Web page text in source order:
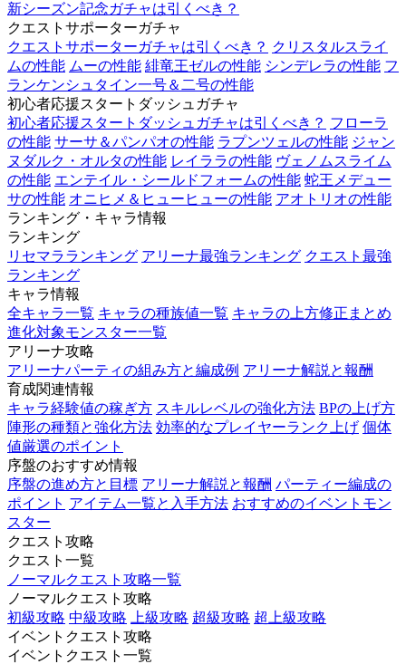
新シーズン記念ガチャは引くべき？
クエストサポーターガチャ
クエストサポーターガチャは引くべき？ クリスタルスライ
ムの性能 ムーの性能 緋竜王ゼルの性能 シンデレラの性能 フ
ランケンシュタイン一号＆二号の性能
初心者応援スタートダッシュガチャ
初心者応援スタートダッシュガチャは引くべき？ フローラ
の性能 サーサ＆パンパオの性能 ラプンツェルの性能 ジャン
ヌダルク・オルタの性能 レイララの性能 ヴェノムスライム
の性能 エンテイル・シールドフォームの性能 蛇王メデュー
サの性能 オニヒメ＆ヒューヒューの性能 アオトリオの性能
ランキング・キャラ情報
ランキング
リセマラランキング アリーナ最強ランキング クエスト最強
ランキング
キャラ情報
全キャラ一覧 キャラの種族値一覧 キャラの上方修正まとめ
進化対象モンスター一覧
アリーナ攻略
アリーナパーティの組み方と編成例 アリーナ解説と報酬
育成関連情報
キャラ経験値の稼ぎ方 スキルレベルの強化方法 BPの上げ方
陣形の種類と強化方法 効率的なプレイヤーランク上げ 個体
値厳選のポイント
序盤のおすすめ情報
序盤の進め方と目標 アリーナ解説と報酬 パーティー編成の
ポイント アイテム一覧と入手方法 おすすめのイベントモン
スター
クエスト攻略
クエスト一覧
ノーマルクエスト攻略一覧
ノーマルクエスト攻略
初級攻略 中級攻略 上級攻略 超級攻略 超上級攻略
イベントクエスト攻略
イベントクエスト一覧